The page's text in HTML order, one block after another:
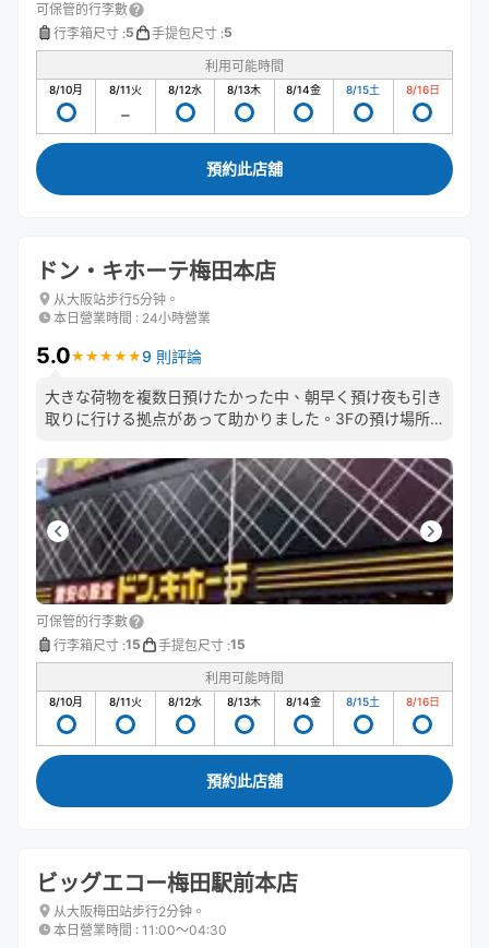
可保管的行李數
行李箱尺寸 :5 手提包尺寸 :5
利用可能時間
8/10月 8/11火 8/12水 8/13木 8/14金 8/15土 8/16日
預約此店舖
ドン・キホーテ梅田本店
从大阪站步行5分钟。
本日營業時間 : 24小時營業
5.0★ ★ ★ ★ ★
★ ★ ★ ★ ★9 則評論
大きな荷物を複数日預けたかった中、朝早く預け夜も引き
取りに行ける拠点があって助かりました。3Fの預け場所
ずにすみますし預け入れや、受け取りもスムーズでした。
また機会があれば利用します。
可保管的行李數
行李箱尺寸 :15 手提包尺寸 :15
利用可能時間
8/10月 8/11火 8/12水 8/13木 8/14金 8/15土 8/16日
預約此店舖
ビッグエコー梅田駅前本店
从大阪梅田站步行2分钟。
本日營業時間 : 11:00〜04:30